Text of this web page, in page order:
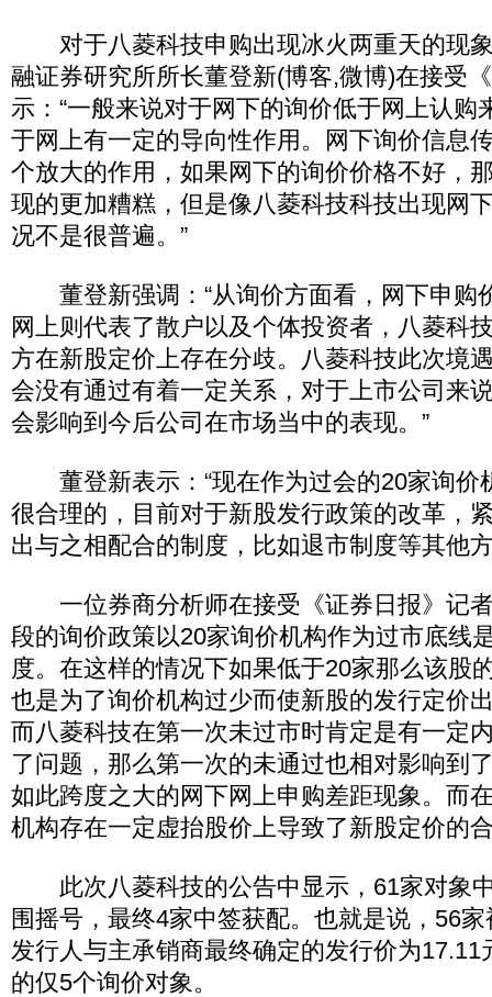
对于八菱科技申购出现冰火两重天的现
融证券研究所所长董登新(博客,微博)在接受
示：“一般来说对于网下的询价低于网上认购
于网上有一定的导向性作用。网下询价信息
个放大的作用，如果网下的询价价格不好，
现的更加糟糕，但是像八菱科技科技出现网
况不是很普遍。”
董登新强调：“从询价方面看，网下申购
网上则代表了散户以及个体投资者，八菱科
方在新股定价上存在分歧。八菱科技此次境
会没有通过有着一定关系，对于上市公司来
会影响到今后公司在市场当中的表现。”
董登新表示：“现在作为过会的20家询价
很合理的，目前对于新股发行政策的改革，
出与之相配合的制度，比如退市制度等其他
一位券商分析师在接受《证券日报》记者
段的询价政策以20家询价机构作为过市底线
度。在这样的情况下如果低于20家那么该股
也是为了询价机构过少而使新股的发行定价
而八菱科技在第一次未过市时肯定是有一定
了问题，那么第一次的未通过也相对影响到
如此跨度之大的网下网上申购差距现象。而
机构存在一定虚抬股价上导致了新股定价的
此次八菱科技的公告中显示，61家对象
围摇号，最终4家中签获配。也就是说，56
发行人与主承销商最终确定的发行价为17.11
的仅5个询价对象。